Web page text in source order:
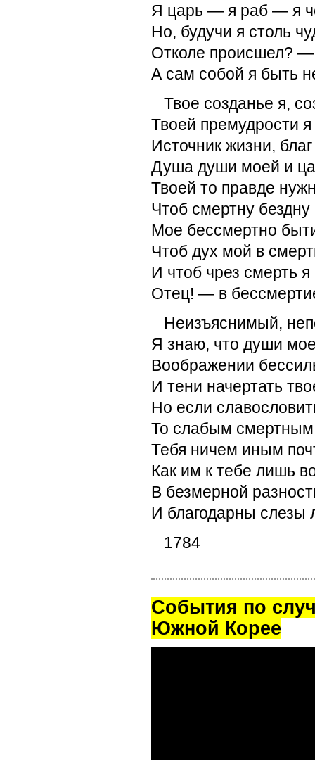
Я царь — я раб — я
Но, будучи я столь
Отколе происшел? —
А сам собой я быть
Твое созданье я,
Твоей премудрости я
Источник жизни,
Душа души моей и
Твоей то правде
Чтоб смертну
Мое бессмертно
Чтоб дух мой в
И чтоб чрез смерть я
Отец! — в
Неизъяснимый,
Я знаю, что души
Воображении
И тени начертать
Но если
То слабым
Тебя ничем иным
Как им к тебе лишь
В безмерной
И благодарны слезы
1784
Cобытия по
Южной Корее